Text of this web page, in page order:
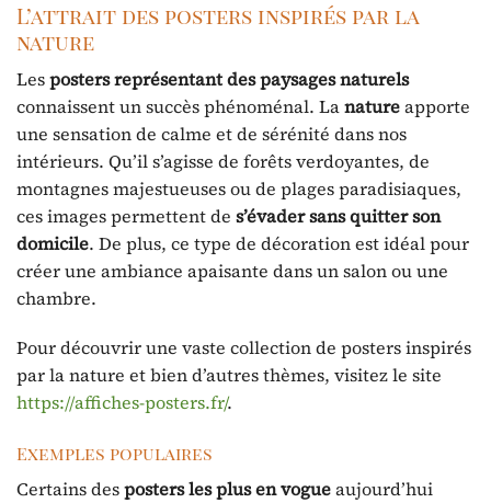
L’attrait des posters inspirés par la
nature
Lesposters représentant des paysages naturels
connaissent un succès phénoménal. Lanatureapporte
une sensation de calme et de sérénité dans nos
intérieurs. Qu’il s’agisse de forêts verdoyantes, de
montagnes majestueuses ou de plages paradisiaques,
ces images permettent de s’évader sans quitter son
domicile. De plus, ce type de décoration est idéal pour
créer une ambiance apaisante dans un salon ou une
chambre.
Pour découvrir une vaste collection de posters inspirés
par la nature et bien d’autres thèmes, visitez le site
https://affiches-posters.fr/.
Exemples populaires
Certains desposters les plus en vogueaujourd’hui